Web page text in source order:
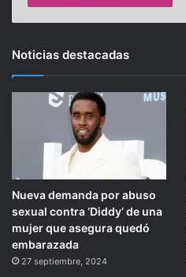
Noticias destacadas
Nueva demanda por abuso
sexual contra ‘Diddy’ de una
mujer que asegura quedó
embarazada
27 septiembre, 2024